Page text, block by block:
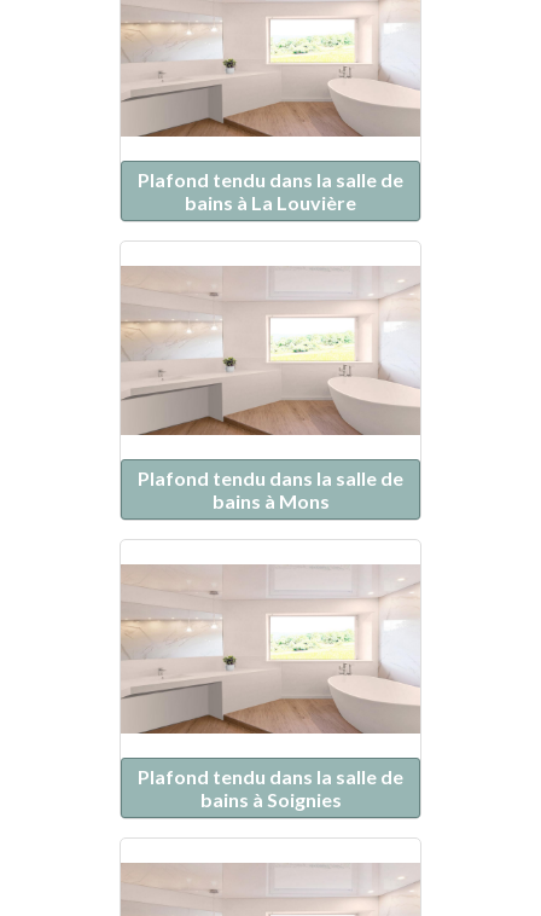
Plafond tendu dans la salle de
bains à La Louvière
Plafond tendu dans la salle de
bains à Mons
Plafond tendu dans la salle de
bains à Soignies